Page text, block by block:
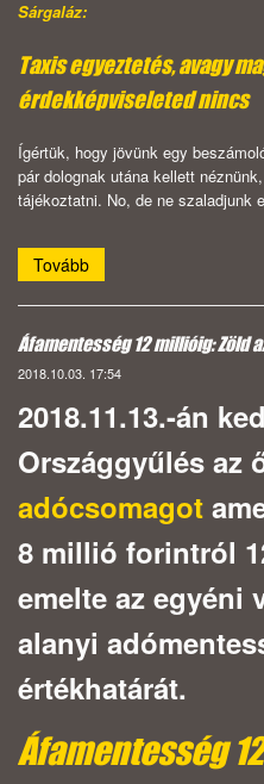
Sárgaláz:
Taxis egyeztetés, avagy
érdekképviseleted nincs
Ígértük, hogy jövünk egy
pár dolognak utána kellett
tájékoztatni. No, de ne szaladjunk
Tovább
Áfamentesség 12 millióig: Zöld
2018.10.03. 17:54
2018.11.13.-án
Országgyűlés az
adócsomagot
8 millió forintról
emelte az egyéni
alanyi
értékhatárát.
Áfamentesség